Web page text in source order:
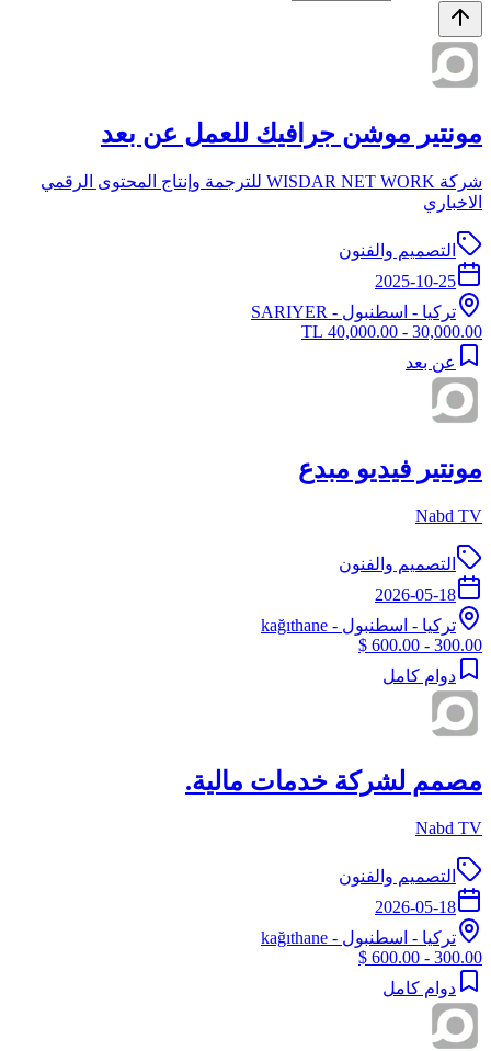
مونتير موشن جرافيك للعمل عن بعد
شركة WISDAR NET WORK للترجمة وإنتاج المحتوى الرقمي
الاخباري
التصميم والفنون
2025-10-25
تركيا - اسطنبول - SARIYER
30,000.00 - 40,000.00 TL
عن بعد
مونتير فيديو مبدع
Nabd TV
التصميم والفنون
2026-05-18
تركيا - اسطنبول - kağıthane
300.00 - 600.00 $
دوام كامل
مصمم لشركة خدمات مالية.
Nabd TV
التصميم والفنون
2026-05-18
تركيا - اسطنبول - kağıthane
300.00 - 600.00 $
دوام كامل